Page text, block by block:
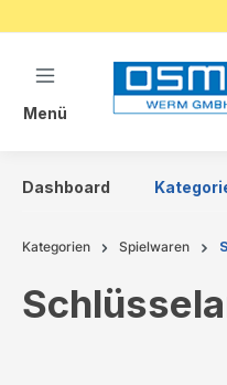
Menü
Dashboard
Kategorien Spielwaren